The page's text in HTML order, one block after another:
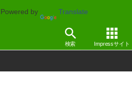
Powered by Translate
検索 Impressサイト
アップデート